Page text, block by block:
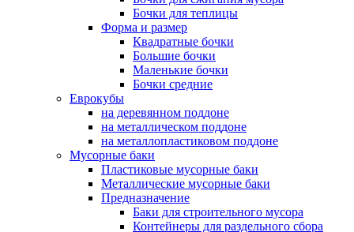
Бочки для теплицы
Форма и размер
Квадратные бочки
Большие бочки
Маленькие бочки
Бочки средние
Еврокубы
на деревянном поддоне
на металлическом поддоне
на металлопластиковом поддоне
Мусорные баки
Пластиковые мусорные баки
Металлические мусорные баки
Предназначение
Баки для строительного мусора
Контейнеры для раздельного сбора